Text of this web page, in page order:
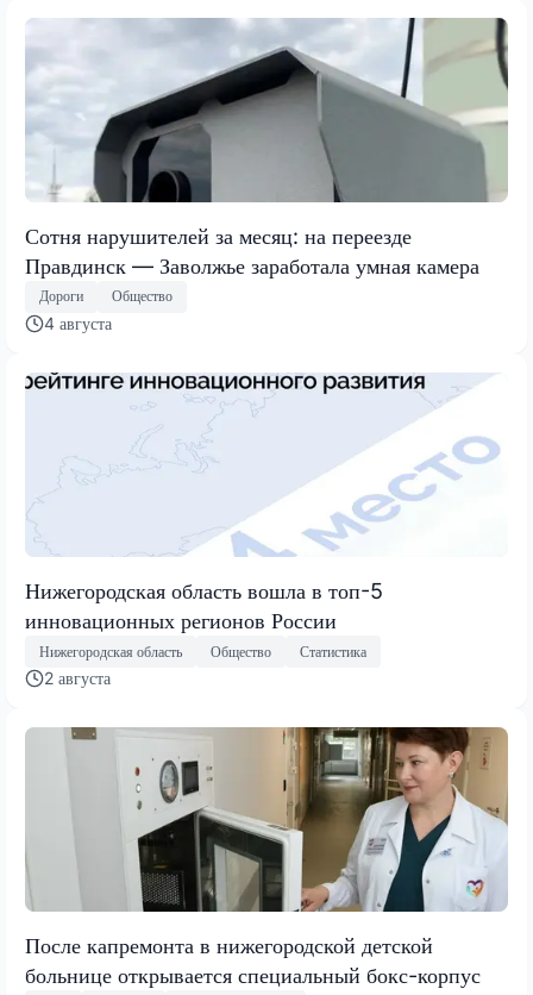
Сотня нарушителей за месяц: на переезде
Правдинск — Заволжье заработала умная камера
Дороги Общество
4 августа
Нижегородская область вошла в топ-5
инновационных регионов России
Нижегородская область Общество Статистика
2 августа
После капремонта в нижегородской детской
больнице открывается специальный бокс-корпус